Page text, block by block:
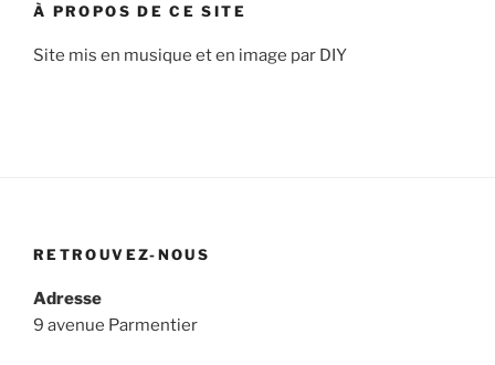
À PROPOS DE CE SITE
Site mis en musique et en image par DIY
RETROUVEZ-NOUS
Adresse
9 avenue Parmentier